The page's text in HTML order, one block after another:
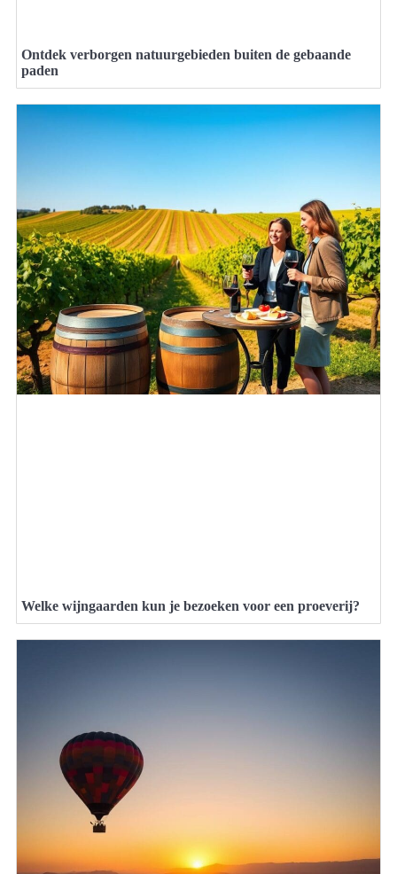
Ontdek verborgen natuurgebieden buiten de gebaande
paden
Welke wijngaarden kun je bezoeken voor een proeverij?